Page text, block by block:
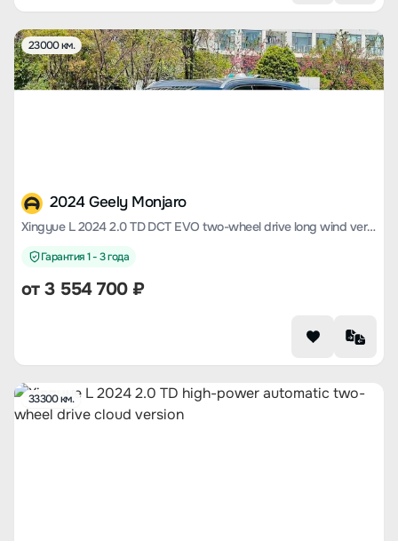
23000 км.
2024 Geely Monjaro
Xingyue L 2024 2.0 TD DCT EVO two-wheel drive long wind version
Гарантия 1 - 3 года
от3 554 700₽
33300 км.